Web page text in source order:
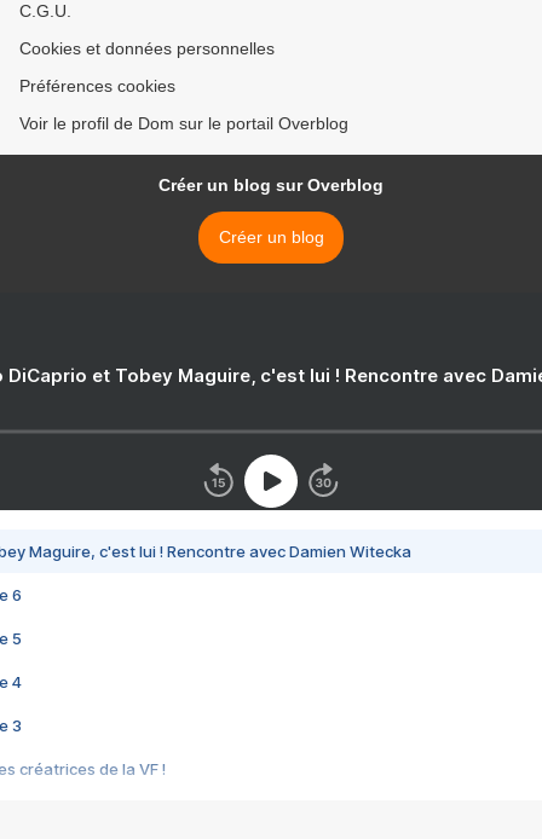
C.G.U.
Cookies et données personnelles
Préférences cookies
Voir le profil de Dom sur le portail Overblog
Créer un blog sur Overblog
Créer un blog
DiCaprio et Tobey Maguire, c'est lui ! Rencontre avec
Maguire, c'est lui ! Rencontre avec Damien Witecka
6
5
4
3
créatrices de la VF !